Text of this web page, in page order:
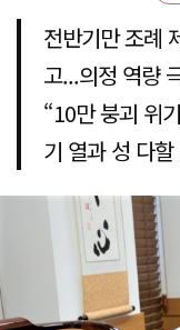
전반기만 조례
고...의정 역량
“10만 붕괴 위
기 열과 성 다할